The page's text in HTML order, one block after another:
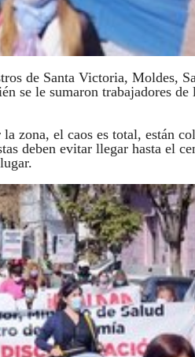
de Santa Victoria, Moldes,
se le sumaron trabajadores
zona, el caos es total, están
deben evitar llegar hasta el